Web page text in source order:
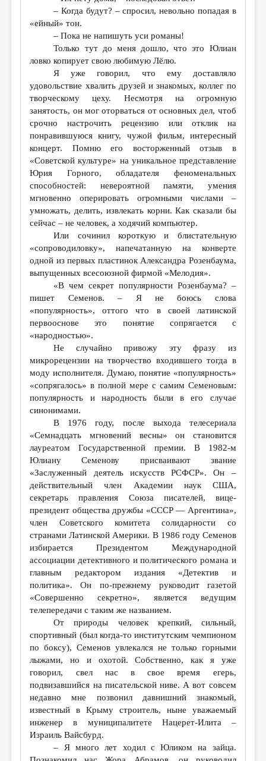
– Когда будут? – спросил, невольно попадая в
«ейный» тон.
– Пока не напишуть уси романы!
Только тут до меня дошло, что это Юлиан
ловко копирует свою любимую Лёлю.
Я уже говорил, что ему доставляло
удовольствие хвалить друзей и знакомых, коллег по
творческому цеху. Несмотря на огромную
занятость, он мог оторваться от основных дел, чтоб
срочно настрочить рецензию или отклик на
понравившуюся книгу, чужой фильм, интересный
концерт. Помню его восторженный отзыв в
«Советской культуре» на уникальное представление
Юрия Горного, обладателя феноменальных
способностей: невероятной памяти, умения
мгновенно оперировать огромными числами –
умножать, делить, извлекать корни. Как сказали бы
сейчас – не человек, а ходячий компьютер.
Или сочинил короткую и блистательную
«сопроводиловку», напечатанную на конверте
одной из первых пластинок Александра Розенбаума,
выпущенных всесоюзной фирмой «Мелодия».
«В чем секрет популярности Розенбаума? –
пишет Семенов. – Я не боюсь слова
«популярность», оттого что в своей латинской
первооснове это понятие сопрягается с
«народностью».
Не случайно привожу эту фразу из
микрорецензии на творчество входившего тогда в
моду исполнителя. Думаю, понятие «популярность»
«сопрягалось» в полной мере с самим Семеновым:
популярность и народность были в его случае
синонимами.
В 1976 году, после выхода телесериала
«Семнадцать мгновений весны» он становится
лауреатом Государственной премии. В 1982-м
Юлиану Семенову присваивают звание
«Заслуженный деятель искусств РСФСР». Он –
действительный член Академии наук США,
секретарь правления Союза писателей, вице-
президент общества дружбы «СССР — Аргентина»,
член Советского комитета солидарности со
странами Латинской Америки. В 1986 году Семенов
избирается Президентом Международной
ассоциации детективного и политического романа и
главным редактором издания «Детектив и
политика». Он по-прежнему руководит газетой
«Совершенно секретно», является ведущим
телепередачи с таким же названием.
От природы человек крепкий, сильный,
спортивный (был когда-то институтским чемпионом
по боксу), Семенов увлекался не только горными
лыжами, но и охотой. Собственно, как я уже
говорил, свел нас в свое время егерь,
подвизавшийся на писательской ниве. А вот совсем
недавно мне позвонил давнишний знакомый,
известный в Крыму строитель, ныне уважаемый
инженер в муниципалитете Нацерет-Илита –
Израиль Вайсбурд.
– Я много лет ходил с Юликом на зайца.